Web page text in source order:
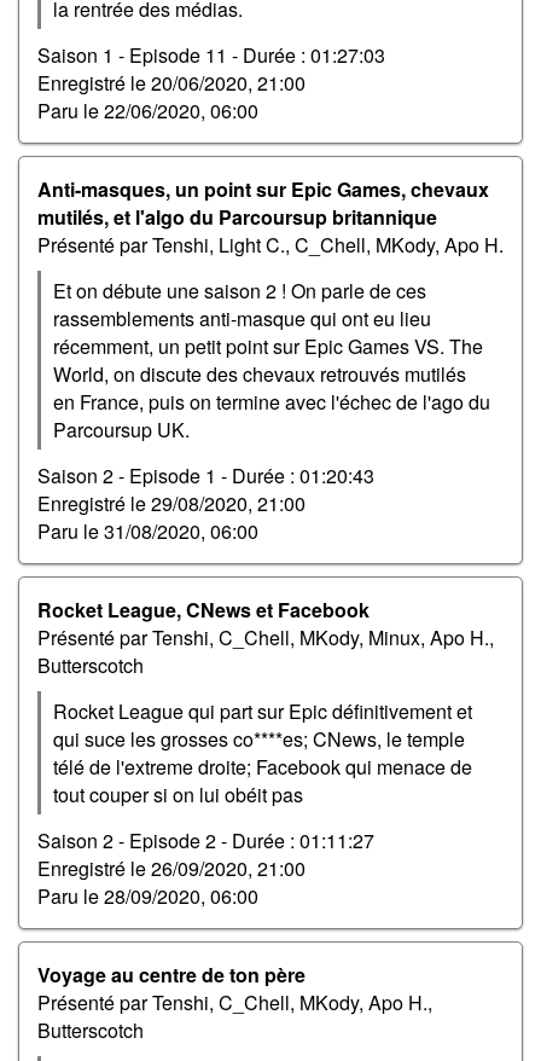
la rentrée des médias.
Saison 1 - Episode 11 - Durée : 01:27:03
Enregistré le20/06/2020, 21:00
Paru le22/06/2020, 06:00
Anti-masques, un point sur Epic Games, chevaux
mutilés, et l'algo du Parcoursup britannique
Présenté par Tenshi, Light C., C_Chell, MKody, Apo H.
Et on débute une saison 2 ! On parle de ces
rassemblements anti-masque qui ont eu lieu
récemment, un petit point sur Epic Games VS. The
World, on discute des chevaux retrouvés mutilés
en France, puis on termine avec l'échec de l'ago du
Parcoursup UK.
Saison 2 - Episode 1 - Durée : 01:20:43
Enregistré le29/08/2020, 21:00
Paru le31/08/2020, 06:00
Rocket League, CNews et Facebook
Présenté par Tenshi, C_Chell, MKody, Minux, Apo H.,
Butterscotch
Rocket League qui part sur Epic définitivement et
qui suce les grosses co****es; CNews, le temple
télé de l'extreme droite; Facebook qui menace de
tout couper si on lui obéit pas
Saison 2 - Episode 2 - Durée : 01:11:27
Enregistré le26/09/2020, 21:00
Paru le28/09/2020, 06:00
Voyage au centre de ton père
Présenté par Tenshi, C_Chell, MKody, Apo H.,
Butterscotch